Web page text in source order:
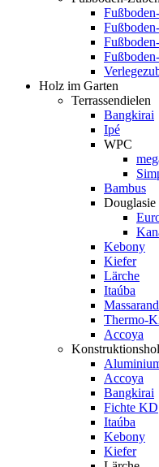
Holz im Garten
Terrassendielen
Bangkirai
Ipé
WPC
Bambus
Douglasie
Kebony
Kiefer
Lärche
Itaúba
Thermo-
Accoya
Accoya
Bangkirai
Fichte KD
Itaúba
Kebony
Kiefer